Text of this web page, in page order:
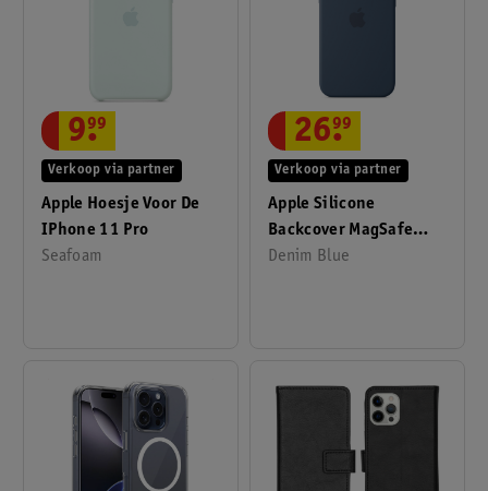
Apple Hoesje Voor De
IPhone 11 Pro
Seafoam
Verkoop via partner
9.
99
Apple Silicone
Backcover MagSafe
Voor IPhone 16 Pro Max
Denim Blue
Verkoop via partner
26.
99